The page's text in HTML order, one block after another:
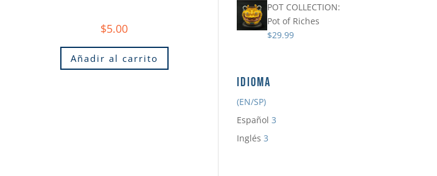
$5.00
Añadir al carrito
POT COLLECTION:
Pot of Riches
$29.99
IDIOMA
(EN/SP)
Español 3
Inglés 3